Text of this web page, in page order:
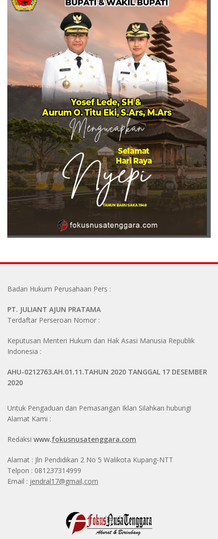
Badan Hukum Perusahaan Pers :
PT. JULIANT AJUN PRATAMA
Terdaftar Perseroan Nomor :
Keputusan Menteri Hukum dan Hak Asasi Manusia Republik
Indonesia :
AHU-0212763.AH.01.11.TAHUN 2020 TANGGAL 17 DESEMBER
2020
Untuk Pengaduan dan Pemasangan Iklan Silahkan hubungi
Alamat Kami :
Redaksi www.fokusnusatenggara.com
Alamat : Jln Pendidikan 2 No 5 Walikota Kupang-NTT
Telpon : 081237314999
Email : jendral17@gmail,com